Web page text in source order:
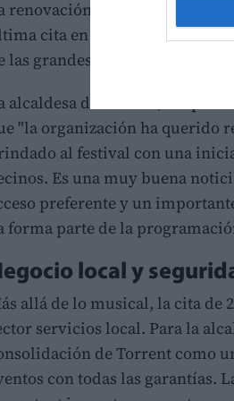
renovación del festival llega
cita en el Parc Central,
las grandes citas musicales de
alcaldesa de Torrent,
"la organización ha querido
al festival con una
Es una muy buena
preferente y un
forma parte de la
local y
allá de lo musical, la cita de
servicios local. Para la
de Torrent como
con todas las garantías.